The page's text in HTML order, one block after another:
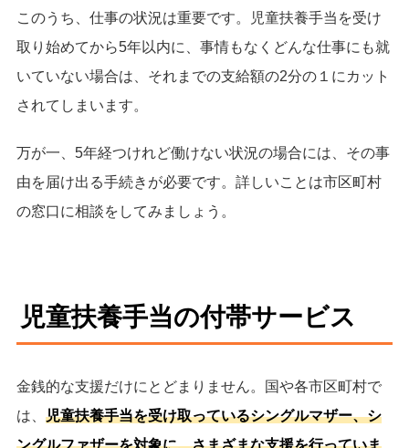
このうち、仕事の状況は重要です。児童扶養手当を受け
取り始めてから5年以内に、事情もなくどんな仕事にも就
いていない場合は、それまでの支給額の2分の１にカット
されてしまいます。
万が一、5年経つけれど働けない状況の場合には、その事
由を届け出る手続きが必要です。詳しいことは市区町村
の窓口に相談をしてみましょう。
児童扶養手当の付帯サービス
金銭的な支援だけにとどまりません。国や各市区町村で
は、 児童扶養手当を受け取っているシングルマザー、シ
ングルファザーを対象に、さまざまな支援を行っていま